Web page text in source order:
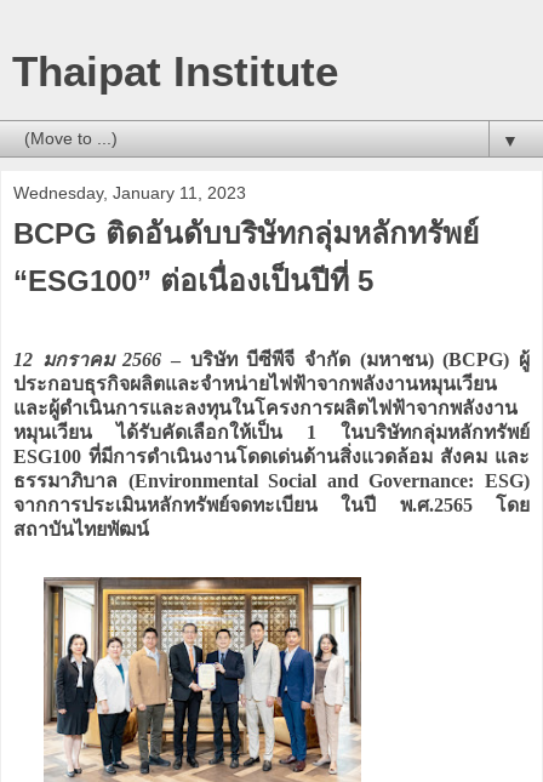
Thaipat Institute
▼
Wednesday, January 11, 2023
BCPG ติดอันดับบริษัทกลุ่มหลักทรัพย์
“ESG100” ต่อเนื่องเป็นปีที่ 5
12 มกราคม 2566 – บริษัท บีซีพีจี จำกัด (มหาชน) (BCPG) ผู้
ประกอบธุรกิจผลิตและจำหน่ายไฟฟ้าจากพลังงานหมุนเวียน
และผู้ดำเนินการและลงทุนในโครงการผลิตไฟฟ้าจากพลังงาน
หมุนเวียน ได้รับคัดเลือกให้เป็น 1 ในบริษัทกลุ่มหลักทรัพย์
ESG100 ที่มีการดำเนินงานโดดเด่นด้านสิ่งแวดล้อม สังคม และ
ธรรมาภิบาล (Environmental Social and Governance: ESG)
จากการประเมินหลักทรัพย์จดทะเบียน ในปี พ.ศ.2565 โดย
สถาบันไทยพัฒน์